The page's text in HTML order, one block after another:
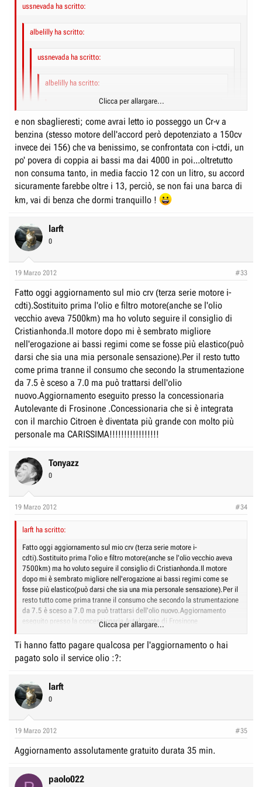
ussnevada ha scritto:
albelilly ha scritto:
ussnevada ha scritto:
albelilly ha scritto:
Scusate l'ignoranza, possiedo un'accord 2.2 i-ctdi del
2007, non sono al corrente che sia installato il dpf,
non mi sono mai accorto in 97000km che entrasse in
funzione la rigenerazione del dpf :!: :!:
Se cortesemente cristianhonda mi sa dare una
spiegazione, gli sarei grato.
Clicca per allargare...
scusa se m'intrometto ma dal tuo post non si è capito se
monti o meno il Dpf, se non c'è non ci sono nemmeno le
Clicca per allargare...
Non ti devi scusare, mi fa piacere il tuo intervento.
risposto, e controllando il libretto, sono sicuro di non averlo.
Clicca per allargare...
sei davvero fortunato ! Dato che è ormai obbligatorio, penso che
dovrai tenertela cara perché sarà purtroppo l'ultima senza Dpf...
:cry:
Clicca per allargare...
Sono totalmente d'accordo con te, infatti se dovessi cambiare auto,
sicuramente prenderei l'accord 2.0 a benzina.
Clicca per allargare...
e non sbaglieresti; come avrai letto io posseggo un Cr-v a
benzina (stesso motore dell'accord però depotenziato a 150cv
invece dei 156) che va benissimo, se confrontata con i-ctdi, un
po' povera di coppia ai bassi ma dai 4000 in poi...oltretutto
non consuma tanto, in media faccio 12 con un litro, su accord
sicuramente farebbe oltre i 13, perciò, se non fai una barca di
km, vai di benza che dormi tranquillo !
larft
0
19 Marzo 2012 #33
Fatto oggi aggiornamento sul mio crv (terza serie motore i-
cdti).Sostituito prima l'olio e filtro motore(anche se l'olio
vecchio aveva 7500km) ma ho voluto seguire il consiglio di
Cristianhonda.Il motore dopo mi è sembrato migliore
nell'erogazione ai bassi regimi come se fosse più elastico(può
darsi che sia una mia personale sensazione).Per il resto tutto
come prima tranne il consumo che secondo la strumentazione
da 7.5 è sceso a 7.0 ma può trattarsi dell'olio
nuovo.Aggiornamento eseguito presso la concessionaria
Autolevante di Frosinone .Concessionaria che si è integrata
con il marchio Citroen è diventata più grande con molto più
personale ma CARISSIMA!!!!!!!!!!!!!!!!!
Tonyazz
0
19 Marzo 2012 #34
larft ha scritto:
Fatto oggi aggiornamento sul mio crv (terza serie motore i-
cdti).Sostituito prima l'olio e filtro motore(anche se l'olio vecchio aveva
7500km) ma ho voluto seguire il consiglio di Cristianhonda.Il motore
dopo mi è sembrato migliore nell'erogazione ai bassi regimi come se
fosse più elastico(può darsi che sia una mia personale sensazione).Per il
resto tutto come prima tranne il consumo che secondo la strumentazione
da 7.5 è sceso a 7.0 ma può trattarsi dell'olio nuovo.Aggiornamento
eseguito presso la concessionaria Autolevante di Frosinone
.Concessionaria che si è integrata con il marchio Citroen è diventata più
grande con molto più personale ma CARISSIMA!!!!!!!!!!!!!!!!!
Clicca per allargare...
Ti hanno fatto pagare qualcosa per l'aggiornamento o hai
pagato solo il service olio :?:
larft
0
19 Marzo 2012 #35
Aggiornamento assolutamente gratuito durata 35 min.
paolo022